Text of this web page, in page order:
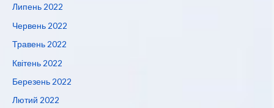
Липень 2022
Червень 2022
Травень 2022
Квітень 2022
Березень 2022
Лютий 2022